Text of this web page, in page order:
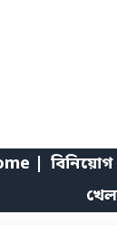
| বিনিয়োগ